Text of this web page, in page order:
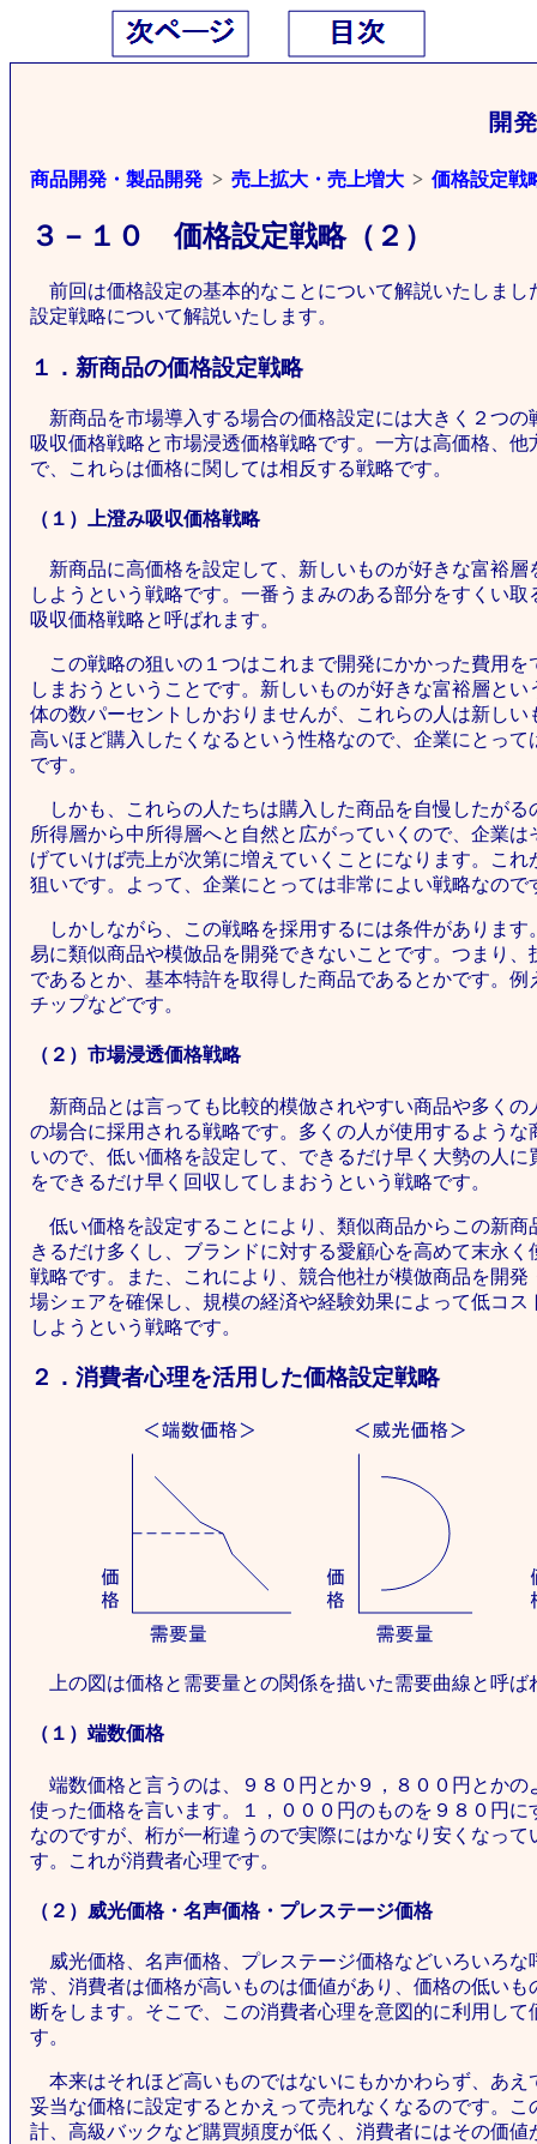
商品開発・製品開発 売上拡大・売上増大 価格設定戦
３－１０ 価格設定戦略（２）
前回は価格設定の基本的なことについて解説いたしま
設定戦略について解説いたします。
１．新商品の価格設定戦略
新商品を市場導入する場合の価格設定には大きく２つ
吸収価格戦略と市場浸透価格戦略です。一方は高価格、他
で、これらは価格に関しては相反する戦略です。
（１）上澄み吸収価格戦略
新商品に高価格を設定して、新しいものが好きな富裕
しようという戦略です。一番うまみのある部分をすくい
吸収価格戦略と呼ばれます。
この戦略の狙いの１つはこれまで開発にかかった費用
しまおうということです。新しいものが好きな富裕層と
体の数パーセントしかおりませんが、これらの人は新し
高いほど購入したくなるという性格なので、企業にとっ
です。
しかも、これらの人たちは購入した商品を自慢したが
所得層から中所得層へと自然と広がっていくので、企業
げていけば売上が次第に増えていくことになります。こ
狙いです。よって、企業にとっては非常によい戦略なので
しかしながら、この戦略を採用するには条件がありま
易に類似商品や模倣品を開発できないことです。つまり
であるとか、基本特許を取得した商品であるとかです。
チップなどです。
（２）市場浸透価格戦略
新商品とは言っても比較的模倣されやすい商品や多く
の場合に採用される戦略です。多くの人が使用するよう
いので、低い価格を設定して、できるだけ早く大勢の人
をできるだけ早く回収してしまおうという戦略です。
低い価格を設定することにより、類似商品からこの新
きるだけ多くし、ブランドに対する愛顧心を高めて末永
戦略です。また、これにより、競合他社が模倣商品を開
場シェアを確保し、規模の経済や経験効果によって低コ
しようという戦略です。
２．消費者心理を活用した価格設定戦略
上の図は価格と需要量との関係を描いた需要曲線と呼
（１）端数価格
端数価格と言うのは、９８０円とか９，８００円とか
使った価格を言います。１，０００円のものを９８０円
なのですが、桁が一桁違うので実際にはかなり安くなっ
す。これが消費者心理です。
（２）威光価格・名声価格・プレステージ価格
威光価格、名声価格、プレステージ価格などいろいろ
常、消費者は価格が高いものは価値があり、価格の低い
断をします。そこで、この消費者心理を意図的に利用し
す。
本来はそれほど高いものではないにもかかわらず、あ
妥当な価格に設定するとかえって売れなくなるのです。こ
計、高級バックなど購買頻度が低く、消費者にはその価